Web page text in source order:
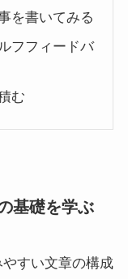
を書いてみる
フフィードバ
む
基礎を学ぶ
すい文章の構成